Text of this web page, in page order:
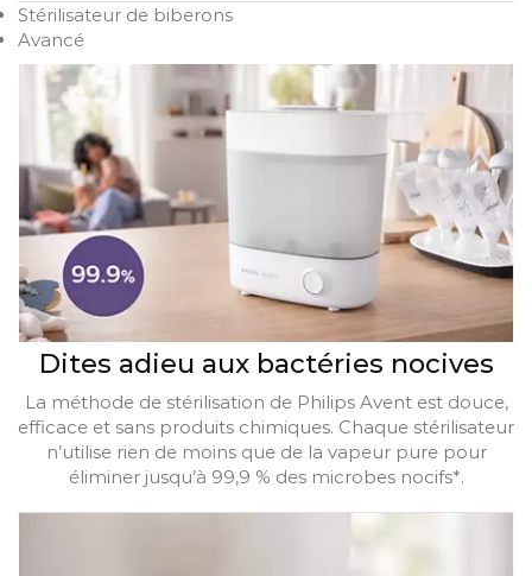
Stérilisateur de biberons
Avancé
Dites adieu aux bactéries nocives
La méthode de stérilisation de Philips Avent est douce,
efficace et sans produits chimiques. Chaque stérilisateur
n’utilise rien de moins que de la vapeur pure pour
éliminer jusqu’à 99,9 % des microbes nocifs*.